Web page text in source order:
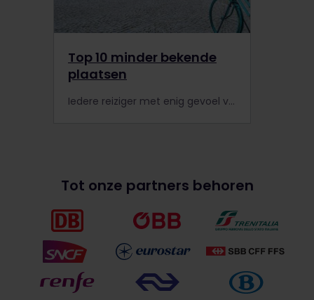
Top 10 minder bekende
plaatsen
Iedere reiziger met enig gevoel voor avontuur zal zich tot deze 10 minder bekende bestemmingen aangetrokken voelen!
Tot onze partners behoren